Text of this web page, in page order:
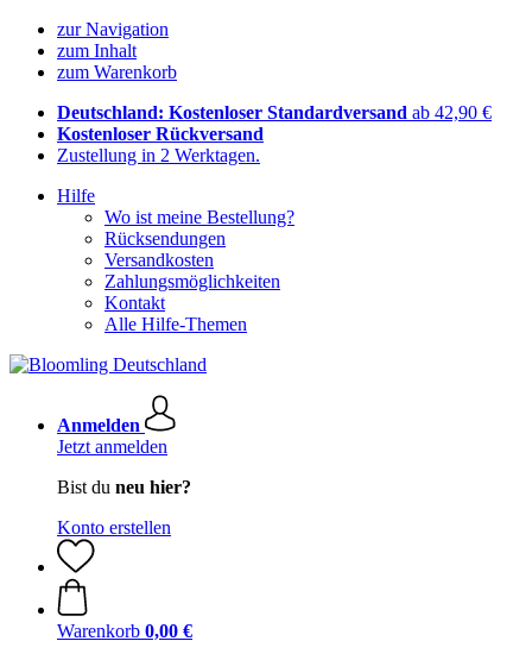
zur Navigation
zum Inhalt
zum Warenkorb
Deutschland: Kostenloser Standardversand ab 42,90 €
Kostenloser Rückversand
Zustellung in 2 Werktagen.
Hilfe
Wo ist meine Bestellung?
Rücksendungen
Versandkosten
Zahlungsmöglichkeiten
Kontakt
Alle Hilfe-Themen
Anmelden
Jetzt anmelden
Bist du neu hier?
Konto erstellen
Warenkorb 0,00 €